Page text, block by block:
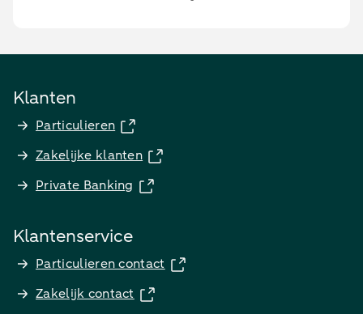
Klanten
Particulieren
Zakelijke klanten
Private Banking
Klantenservice
Particulieren contact
Zakelijk contact